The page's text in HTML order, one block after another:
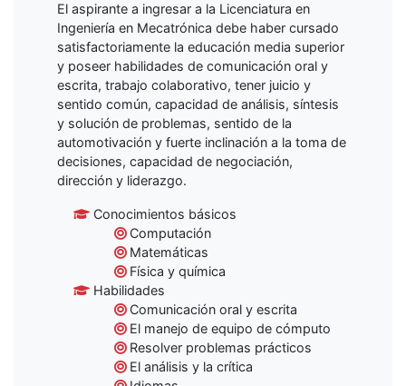
El aspirante a ingresar a la Licenciatura en
Ingeniería en Mecatrónica debe haber cursado
satisfactoriamente la educación media superior
y poseer habilidades de comunicación oral y
escrita, trabajo colaborativo, tener juicio y
sentido común, capacidad de análisis, síntesis
y solución de problemas, sentido de la
automotivación y fuerte inclinación a la toma de
decisiones, capacidad de negociación,
dirección y liderazgo.
Conocimientos básicos
Computación
Matemáticas
Física y química
Habilidades
Comunicación oral y escrita
El manejo de equipo de cómputo
Resolver problemas prácticos
El análisis y la crítica